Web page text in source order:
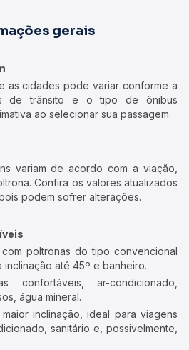
gerais
as cidades pode variar conforme a
de trânsito e o tipo de ônibus
ao selecionar sua passagem.
variam de acordo com a viação,
Confira os valores atualizados
podem sofrer alterações.
poltronas do tipo convencional
inclinação até 45º e banheiro.
confortáveis, ar-condicionado,
água mineral.
maior inclinação, ideal para viagens
sanitário e, possivelmente,